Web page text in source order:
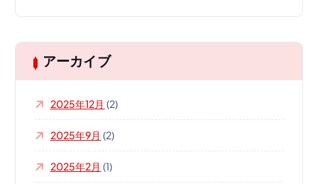
アーカイブ
2025年12月 (2)
2025年9月 (2)
2025年2月 (1)